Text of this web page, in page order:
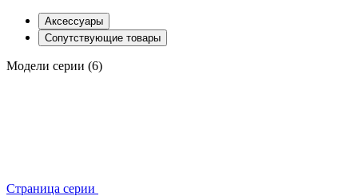
Аксессуары
Сопутствующие товары
Модели серии (6)
Страница серии